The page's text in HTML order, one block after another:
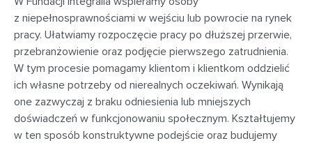
z niepełnosprawnościami w wejściu lub powrocie na rynek
pracy. Ułatwiamy rozpoczęcie pracy po dłuższej przerwie,
przebranżowienie oraz podjęcie pierwszego zatrudnienia.
W tym procesie pomagamy klientom i klientkom oddzielić
ich własne potrzeby od nierealnych oczekiwań. Wynikają
one zazwyczaj z braku odniesienia lub mniejszych
doświadczeń w funkcjonowaniu społecznym. Kształtujemy
w ten sposób konstruktywne podejście oraz budujemy